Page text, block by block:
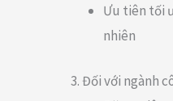
Ưu tiên tối
nhiên
Đối với ngành